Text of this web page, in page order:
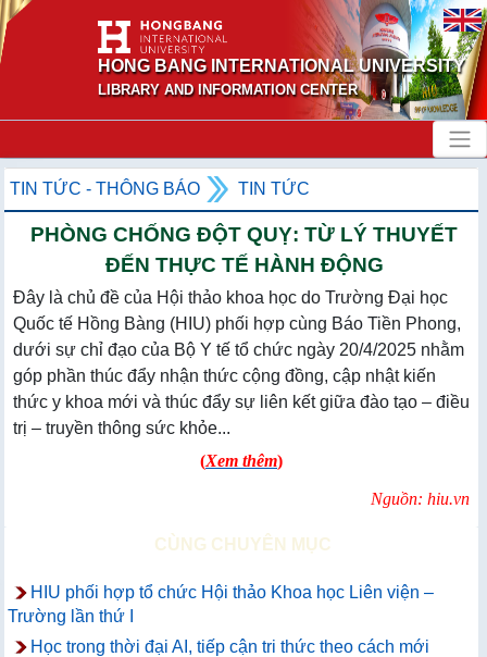
HONG BANG INTERNATIONAL UNIVERSITY
LIBRARY AND INFORMATION CENTER
TIN TỨC - THÔNG BÁO TIN TỨC
PHÒNG CHỐNG ĐỘT QUỴ: TỪ LÝ THUYẾT
ĐẾN THỰC TẾ HÀNH ĐỘNG
Đây là chủ đề của Hội thảo khoa học do Trường Đại học
Quốc tế Hồng Bàng (HIU) phối hợp cùng Báo Tiền Phong,
dưới sự chỉ đạo của Bộ Y tế tổ chức ngày 20/4/2025 nhằm
góp phần thúc đẩy nhận thức cộng đồng, cập nhật kiến
thức y khoa mới và thúc đẩy sự liên kết giữa đào tạo – điều
trị – truyền thông sức khỏe...
(Xem thêm)
Nguồn: hiu.vn
CÙNG CHUYÊN MỤC
HIU phối hợp tổ chức Hội thảo Khoa học Liên viện –
Trường lần thứ I
Học trong thời đại AI, tiếp cận tri thức theo cách mới